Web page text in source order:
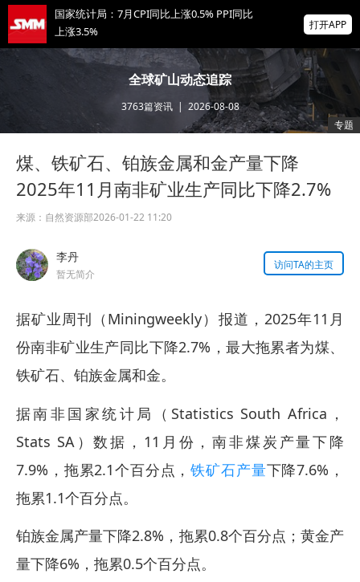
国家统计局：7月CPI同比上涨0.5% PPI同比
上涨3.5%
非农爆冷打击加息预期 美元周线两连跌 金属
涨跌互现 贵金属周线大反攻【隔夜行情】
2026 SMM锌业大会圆满落幕！大咖云集 共
寻锌行业破局发展新机遇
掌上有色
为有色行业打造的神器
打开APP
全球矿山动态追踪
3763篇资讯| 2026-08-08
专题
煤、铁矿石、铂族金属和金产量下降
2025年11月南非矿业生产同比下降2.7%
来源： 自然资源部2026-01-22 11:20
李丹
暂无简介
访问TA的主页
据矿业周刊（Miningweekly）报道，2025年11月
份南非矿业生产同比下降2.7%，最大拖累者为煤、
铁矿石、铂族金属和金。
据南非国家统计局（Statistics South Africa，
Stats SA）数据，11月份，南非煤炭产量下降
7.9%，拖累2.1个百分点，铁矿石产量下降7.6%，
拖累1.1个百分点。
铂族金属产量下降2.8%，拖累0.8个百分点；黄金产
量下降6%，拖累0.5个百分点。